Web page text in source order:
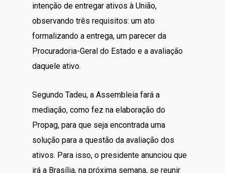
intenção de entregar ativos à União,
observando três requisitos: um ato
formalizando a entrega, um parecer da
Procuradoria-Geral do Estado e a avaliação
daquele ativo.
Segundo Tadeu, a Assembleia fará a
mediação, como fez na elaboração do
Propag, para que seja encontrada uma
solução para a questão da avaliação dos
ativos. Para isso, o presidente anunciou que
irá a Brasília, na próxima semana, se reunir